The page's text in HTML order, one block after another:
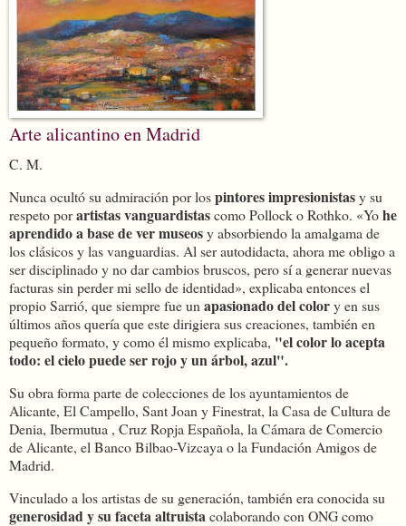
Arte alicantino en Madrid
C. M.
Nunca ocultó su admiración por lospintores impresionistasy su
respeto porartistas vanguardistascomo Pollock o Rothko. «Yohe
aprendido a base de ver museosy absorbiendo la amalgama de
los clásicos y las vanguardias. Al ser autodidacta, ahora me obligo a
ser disciplinado y no dar cambios bruscos, pero sí a generar nuevas
facturas sin perder mi sello de identidad», explicaba entonces el
propio Sarrió, que siempre fue un apasionado del colory en sus
últimos años quería que este dirigiera sus creaciones, también en
pequeño formato, y como él mismo explicaba, "el color lo acepta
todo: el cielo puede ser rojo y un árbol, azul".
Su obra forma parte de colecciones de los ayuntamientos de
Alicante, El Campello, Sant Joan y Finestrat, la Casa de Cultura de
Denia, Ibermutua , Cruz Ropja Española, la Cámara de Comercio
de Alicante, el Banco Bilbao-Vizcaya o la Fundación Amigos de
Madrid.
Vinculado a los artistas de su generación, también era conocida su
generosidad y su faceta altruistacolaborando con ONG como